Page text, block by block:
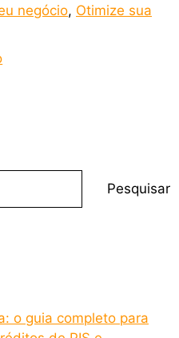
negócio, Otimize sua
Pesquisar
o guia completo para